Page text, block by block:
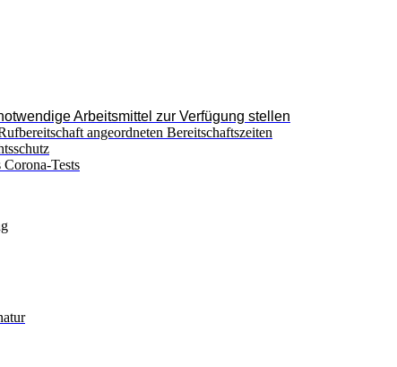
Arbeitsmittel zur Verfügung stellen
angeordneten Bereitschaftszeiten
Tests